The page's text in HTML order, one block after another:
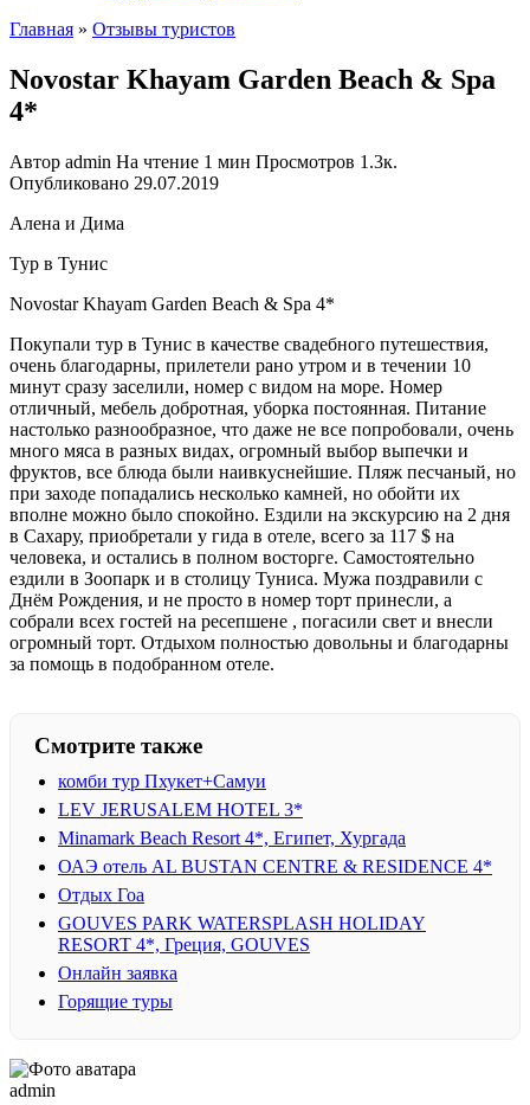
Главная » Отзывы туристов
Novostar Khayam Garden Beach & Spa
4*
Автор admin На чтение 1 мин Просмотров 1.3к.
Опубликовано 29.07.2019
Алена и Дима
Тур в Тунис
Novostar Khayam Garden Beach & Spa 4*
Покупали тур в Тунис в качестве свадебного путешествия,
очень благодарны, прилетели рано утром и в течении 10
минут сразу заселили, номер с видом на море. Номер
отличный, мебель добротная, уборка постоянная. Питание
настолько разнообразное, что даже не все попробовали, очень
много мяса в разных видах, огромный выбор выпечки и
фруктов, все блюда были наивкуснейшие. Пляж песчаный, но
при заходе попадались несколько камней, но обойти их
вполне можно было спокойно. Ездили на экскурсию на 2 дня
в Сахару, приобретали у гида в отеле, всего за 117 $ на
человека, и остались в полном восторге. Самостоятельно
ездили в Зоопарк и в столицу Туниса. Мужа поздравили с
Днём Рождения, и не просто в номер торт принесли, а
собрали всех гостей на ресепшене , погасили свет и внесли
огромный торт. Отдыхом полностью довольны и благодарны
за помощь в подобранном отеле.
Смотрите также
комби тур Пхукет+Самуи
LEV JERUSALEM HOTEL 3*
Minamark Beach Resort 4*, Египет, Хургада
ОАЭ отель AL BUSTAN CENTRE & RESIDENCE 4*
Отдых Гоа
GOUVES PARK WATERSPLASH HOLIDAY
RESORT 4*, Греция, GOUVES
Онлайн заявка
Горящие туры
admin